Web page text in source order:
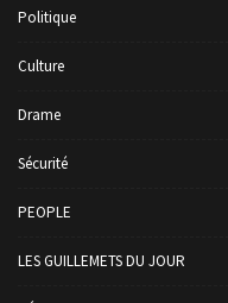
Politique
Culture
Drame
Sécurité
PEOPLE
LES GUILLEMETS DU JOUR